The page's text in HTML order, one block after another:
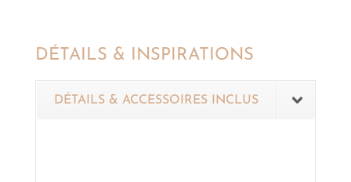
DÉTAILS & INSPIRATIONS
DÉTAILS & ACCESSOIRES INCLUS